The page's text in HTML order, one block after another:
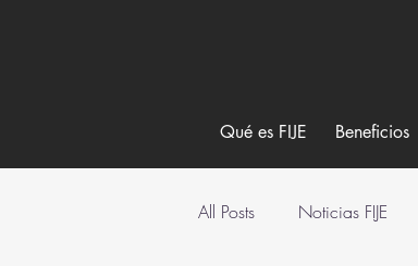
Qué es FIJE Beneficios
All Posts Noticias FIJE